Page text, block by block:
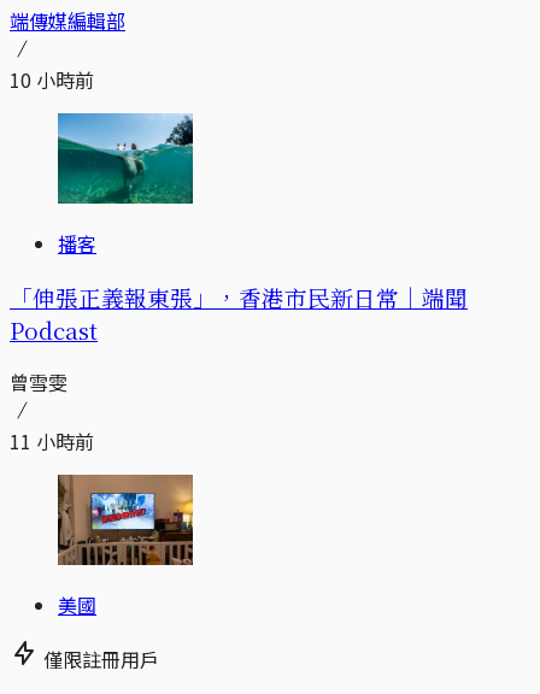
端傳媒編輯部
10 小時前
播客
「伸張正義報東張」，香港市民新日常｜端聞
Podcast
曾雪雯
11 小時前
美國
僅限註冊用戶